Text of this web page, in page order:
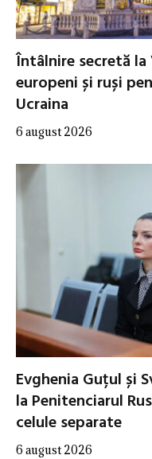
Întâlnire secretă
europeni și ruși
Ucraina
6 august 2026
Evghenia Guțul și
la Penitenciarul
celule separate
6 august 2026